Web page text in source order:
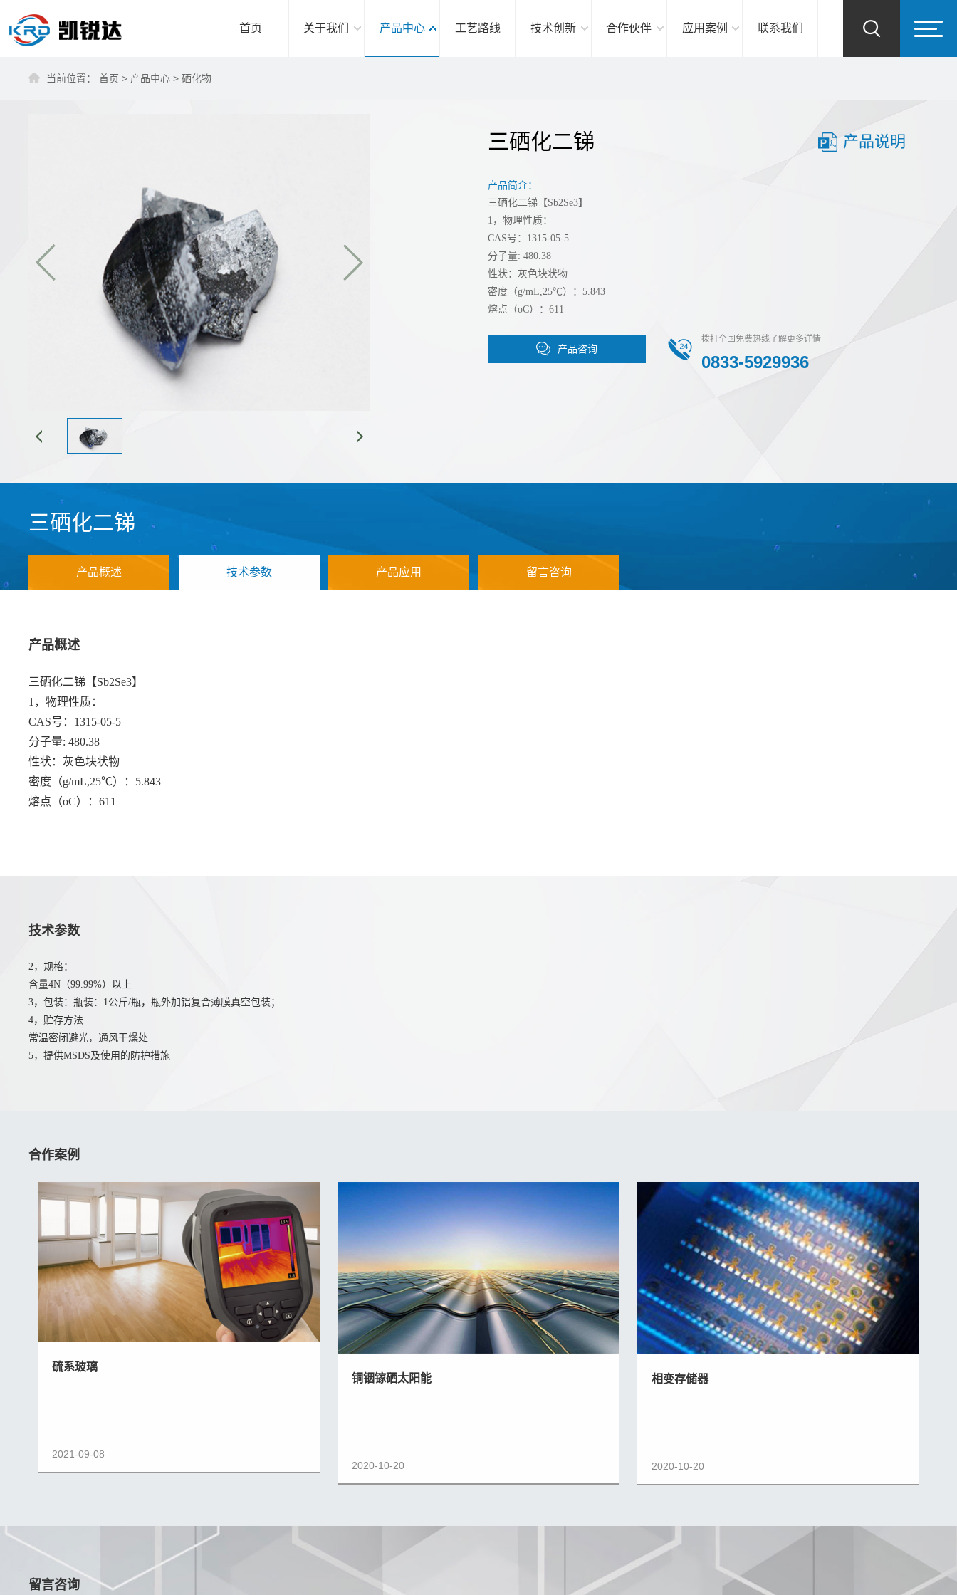
首页 关于我们 产品中心 工艺路线 技术创新 合作伙伴 应用案例 联系我们
当前位置：首页 > 产品中心 >硒化物
三硒化二锑 产品说明
产品简介：
三硒化二锑【Sb2Se3】
1，物理性质：
CAS号：1315-05-5
分子量: 480.38
性状：灰色块状物
密度（g/mL,25℃）：5.843
熔点（oC）：611
产品咨询
拨打全国免费热线了解更多详情
0833-5929936
三硒化二锑
产品概述 技术参数 产品应用 留言咨询
产品概述
三硒化二锑【Sb2Se3】
1，物理性质：
CAS号：1315-05-5
分子量: 480.38
性状：灰色块状物
密度（g/mL,25℃）：5.843
熔点（oC）：611
技术参数
2，规格：
含量4N（99.99%）以上
3，包装：瓶装：1公斤/瓶，瓶外加铝复合薄膜真空包装；
4，贮存方法
常温密闭避光，通风干燥处
5，提供MSDS及使用的防护措施
合作案例
硫系玻璃
2021-09-08
铜铟镓硒太阳能
2020-10-20
相变存储器
2020-10-20
留言咨询